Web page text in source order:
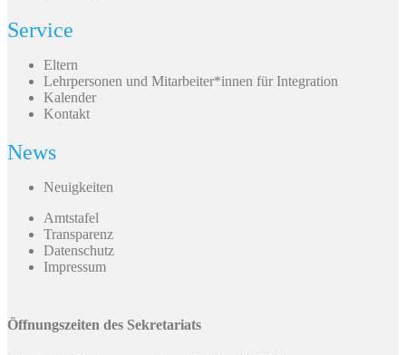
Service
Eltern
Lehrpersonen und Mitarbeiter*innen für Integration
Kalender
Kontakt
News
Neuigkeiten
Amtstafel
Transparenz
Datenschutz
Impressum
Öffnungszeiten des Sekretariats